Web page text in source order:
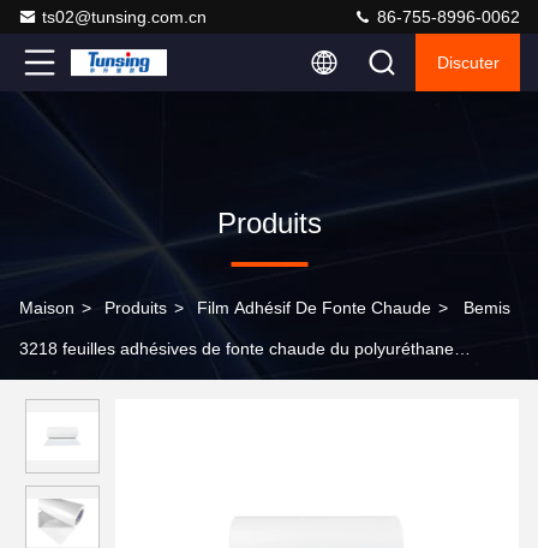
ts02@tunsing.com.cn 86-755-8996-0062
Discuter
Produits
Maison > Produits > Film Adhésif De Fonte Chaude > Bemis
3218 feuilles adhésives de fonte chaude du polyuréthane